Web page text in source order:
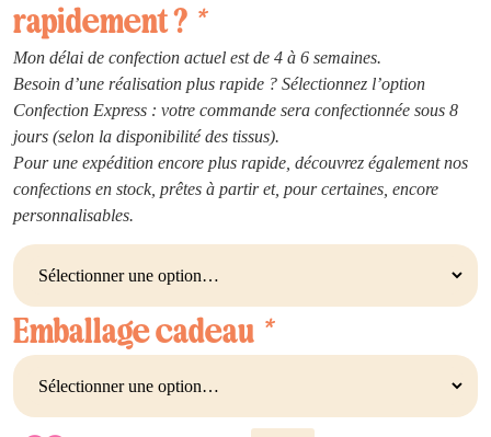
rapidement ? *
Mon délai de confection actuel est de 4 à 6 semaines.
Besoin d’une réalisation plus rapide ? Sélectionnez l’option
Confection Express : votre commande sera confectionnée sous 8
jours (selon la disponibilité des tissus).
Pour une expédition encore plus rapide, découvrez également nos
confections en stock, prêtes à partir et, pour certaines, encore
personnalisables.
Emballage cadeau *